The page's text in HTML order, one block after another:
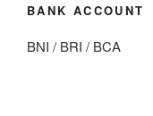
BANK ACCOUNT
BNI / BRI / BCA